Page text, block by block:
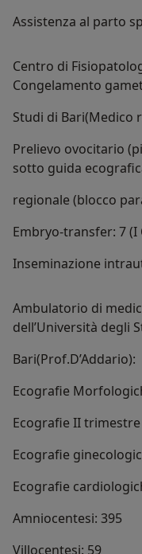
Assistenza al parto
Centro di
Congelamento
Studi di Bari(Medico
Prelievo ovocitario
sotto guida
regionale (blocco
Embryo-transfer: 7 (I
Inseminazione
Ambulatorio di
dell’Università degli
Bari(Prof.D’Addario):
Ecografie
Ecografie II
Ecografie
Ecografie
Amniocentesi: 395
Villocentesi: 59